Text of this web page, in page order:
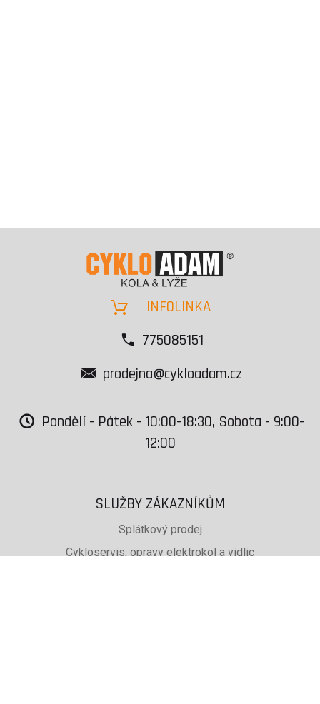
INFOLINKA
775085151
prodejna@cykloadam.cz
Pondělí - Pátek - 10:00-18:30, Sobota - 9:00-
12:00
SLUŽBY ZÁKAZNÍKŮM
Splátkový prodej
Cykloservis, opravy elektrokol a vidlic